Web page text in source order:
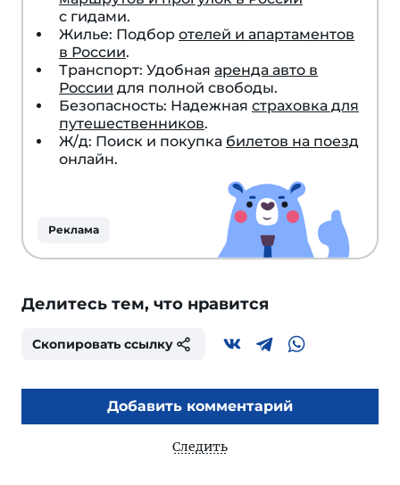
с гидами.
Жилье: Подбор отелей и апартаментов
в России.
Транспорт: Удобная аренда авто в
России для полной свободы.
Безопасность: Надежная страховка для
путешественников.
Ж/д: Поиск и покупка билетов на поезд
онлайн.
Реклама
Делитесь тем, что нравится
Скопировать ссылку
Добавить комментарий
Следить